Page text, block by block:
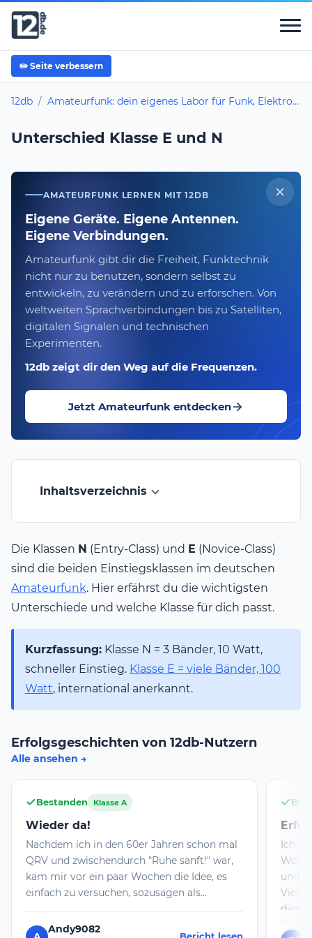
✏️ Seite verbessern
12db / Amateurfunk: dein eigenes Labor für Funk, Elektronik und weltweite Signale
Unterschied Klasse E und N
AMATEURFUNK LERNEN MIT 12DB
Eigene Geräte. Eigene Antennen.
Eigene Verbindungen.
Amateurfunk gibt dir die Freiheit, Funktechnik
nicht nur zu benutzen, sondern selbst zu
entwickeln, zu verändern und zu erforschen. Von
weltweiten Sprachverbindungen bis zu Satelliten,
digitalen Signalen und technischen
Experimenten.
12db zeigt dir den Weg auf die Frequenzen.
Jetzt Amateurfunk entdecken
Inhaltsverzeichnis
Die Klassen N (Entry-Class) und E (Novice-Class)
sind die beiden Einstiegsklassen im deutschen
Amateurfunk. Hier erfährst du die wichtigsten
Unterschiede und welche Klasse für dich passt.
Kurzfassung: Klasse N = 3 Bänder, 10 Watt,
schneller Einstieg. Klasse E = viele Bänder, 100
Watt, international anerkannt.
Erfolgsgeschichten von 12db-Nutzern
Alle ansehen
Bestanden Klasse A
Wieder da!
Nachdem ich in den 60er Jahren schon mal
QRV und zwischendurch "Ruhe sanft!" war,
kam mir vor ein paar Wochen die Idee, es
einfach zu versuchen, sozusagen als
Herausforderung im Alter. 12dB war die
ideale Plattform dafür! Heute gab es doch
Andy9082
Ich
und